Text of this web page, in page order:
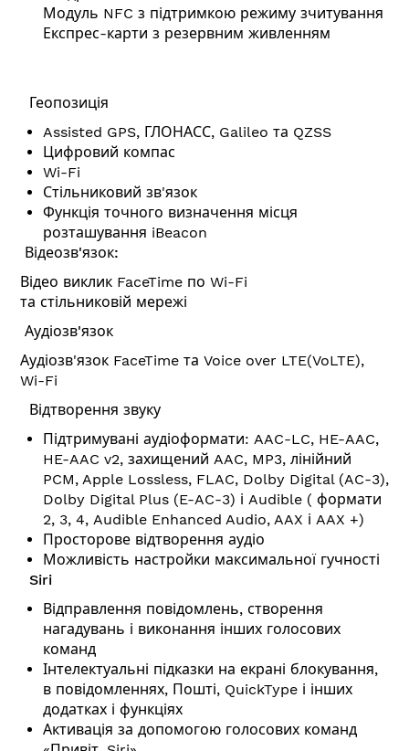
Модуль NFC з підтримкою режиму зчитування
Експрес-карти з резервним живленням
Геопозиція
Assisted GPS, ГЛОНАСС, Galileo та QZSS
Цифровий компас
Wi-Fi
Стільниковий зв'язок
Функція точного визначення місця
розташування iBeacon
Відеозв'язок:
Відео виклик FaceTime по Wi-Fi
та стільниковій мережі
Аудіозв'язок
Аудіозв'язок FaceTime та Voice over LTE(VoLTE),
Wi-Fi
Відтворення звуку
Підтримувані аудіоформати: AAC-LC, HE-AAC,
HE-AAC v2, захищений AAC, MP3, лінійний
PCM, Apple Lossless, FLAC, Dolby Digital (AC-3),
Dolby Digital Plus (E-AC-3) і Audible ( формати
2, 3, 4, Audible Enhanced Audio, AAX і AAX +)
Просторове відтворення аудіо
Можливість настройки максимальної гучності
Siri
Відправлення повідомлень, створення
нагадувань і виконання інших голосових
команд
Інтелектуальні підказки на екрані блокування,
в повідомленнях, Пошті, QuickType і інших
додатках і функціях
Активація за допомогою голосових команд